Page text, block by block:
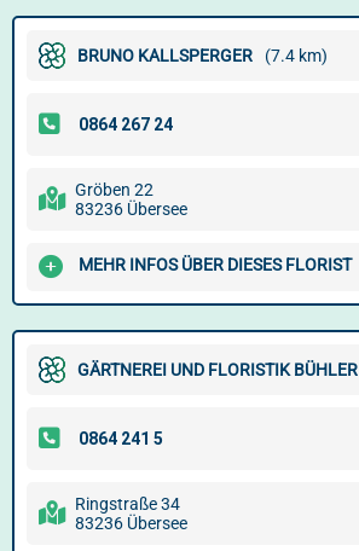
BRUNO KALLSPERGER (7.4 km)
Gröben 22
83236 Übersee
MEHR INFOS ÜBER DIESES FLORIST
GÄRTNEREI UND FLORISTIK BÜHLER
Ringstraße 34
83236 Übersee